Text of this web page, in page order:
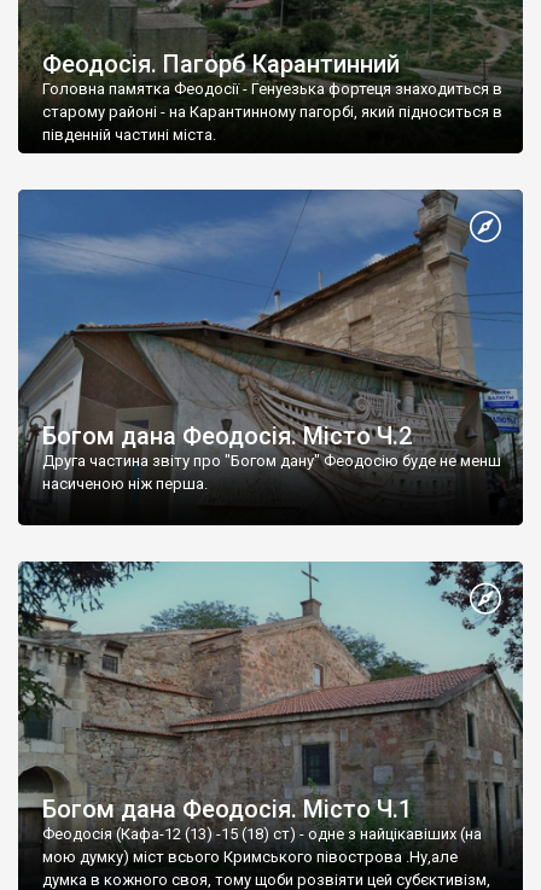
Феодосія. Пагорб Карантинний
Головна памятка Феодосії - Генуезька фортеця знаходиться в
старому районі - на Карантинному пагорбі, який підноситься в
південній частині міста.
Богом дана Феодосія. Місто Ч.2
Друга частина звіту про "Богом дану" Феодосію буде не менш
насиченою ніж перша.
Богом дана Феодосія. Місто Ч.1
Феодосія (Кафа-12 (13) -15 (18) ст) - одне з найцікавіших (на
мою думку) міст всього Кримського півострова .Ну,але
думка в кожного своя, тому щоби розвіяти цей субєктивізм,